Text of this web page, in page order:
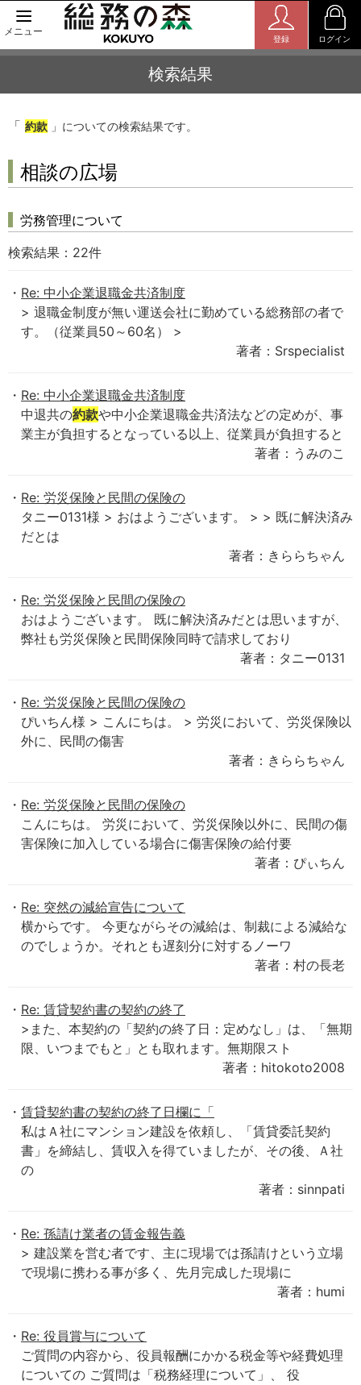
メニュー
登録 ログイン
検索結果
「 約款 」についての検索結果です。
相談の広場
労務管理について
検索結果： 22件
Re: 中小企業退職金共済制度
> 退職金制度が無い運送会社に勤めている総務部の者で
す。（従業員50～60名） >
著者：Srspecialist
Re: 中小企業退職金共済制度
中退共の約款や中小企業退職金共済法などの定めが、事
業主が負担するとなっている以上、従業員が負担すると
著者：うみのこ
Re: 労災保険と民間の保険の
タニー0131様 > おはようございます。 > > 既に解決済み
だとは
著者：きららちゃん
Re: 労災保険と民間の保険の
おはようございます。 既に解決済みだとは思いますが、
弊社も労災保険と民間保険同時で請求しており
著者：タニー0131
Re: 労災保険と民間の保険の
ぴいちん様 > こんにちは。 > 労災において、労災保険以
外に、民間の傷害
著者：きららちゃん
Re: 労災保険と民間の保険の
こんにちは。 労災において、労災保険以外に、民間の傷
害保険に加入している場合に傷害保険の給付要
著者：ぴぃちん
Re: 突然の減給宣告について
横からです。 今更ながらその減給は、制裁による減給な
のでしょうか。それとも遅刻分に対するノーワ
著者：村の長老
Re: 賃貸契約書の契約の終了
>また、本契約の「契約の終了日：定めなし」は、「無期
限、いつまでもと」とも取れます。無期限スト
著者：hitokoto2008
賃貸契約書の契約の終了日欄に「
私はＡ社にマンション建設を依頼し、「賃貸委託契約
書」を締結し、賃収入を得ていましたが、その後、Ａ社
の
著者：sinnpati
Re: 孫請け業者の賃金報告義
> 建設業を営む者です、主に現場では孫請けという立場
で現場に携わる事が多く、先月完成した現場に
著者：humi
Re: 役員賞与について
ご質問の内容から、役員報酬にかかる税金等や経費処理
についての ご質問は「税務経理について」、 役